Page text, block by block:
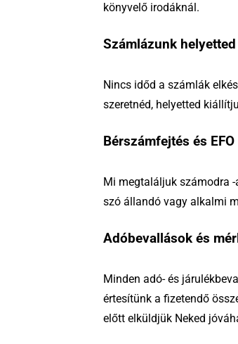
könyvelő irodáknál.
Számlázunk helyetted
Nincs időd a számlák
szeretnéd, helyetted
Bérszámfejtés és EFO
Mi megtaláljuk számodra
szó állandó vagy alkalmi
Adóbevallások és
Minden adó- és
értesítünk a fizetendő
előtt elküldjük Neked